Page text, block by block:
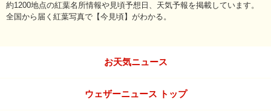
約1200地点の紅葉名所情報や見頃予想日、天気予報を掲載しています。
全国から届く紅葉写真で【今見頃】がわかる。
お天気ニュース
ウェザーニュース トップ